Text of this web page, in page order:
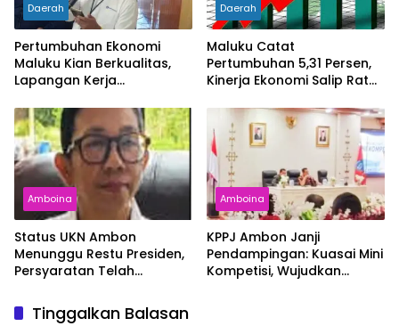
Daerah
Pertumbuhan Ekonomi
Maluku Kian Berkualitas,
Lapangan Kerja
Kemiskinan Turun
Daerah
Maluku Catat
Pertumbuhan 5,31 Persen,
Kinerja Ekonomi Salip Rata-
Amboina
Status UKN Ambon
Menunggu Restu Presiden,
Persyaratan Telah
Amboina
KPPJ Ambon Janji
Pendampingan: Kuasai Mini
Kompetisi, Wujudkan
Tinggalkan Balasan